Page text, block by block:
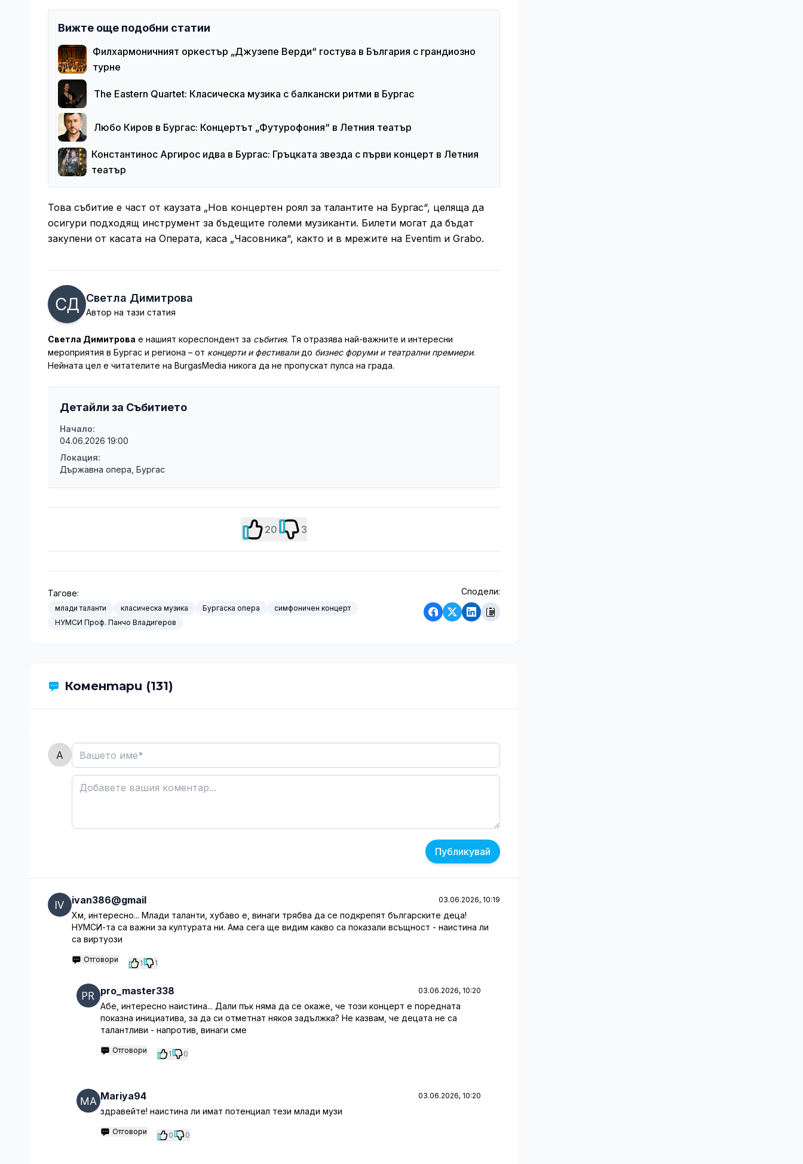
Вижте още подобни статии
Филхармоничният оркестър „Джузепе Верди“ гостува в България с грандиозно
турне
The Eastern Quartet: Класическа музика с балкански ритми в Бургас
Любо Киров в Бургас: Концертът „Футурофония“ в Летния театър
Константинос Аргирос идва в Бургас: Гръцката звезда с първи концерт в Летния
театър
Това събитие е част от каузата „Нов концертен роял за талантите на Бургас“, целяща да
осигури подходящ инструмент за бъдещите големи музиканти. Билети могат да бъдат
закупени от касата на Операта, каса „Часовника“, както и в мрежите на Eventim и Grabo.
Светла Димитрова
Автор на тази статия
Светла Димитрова е нашият кореспондент за събития. Тя отразява най-важните и интересни
мероприятия в Бургас и региона – от концерти и фестивалидо бизнес форуми и театрални премиери.
Нейната цел е читателите на BurgasMedia никога да не пропускат пулса на града.
Детайли за Събитието
Начало:
04.06.2026 19:00
Локация:
Държавна опера, Бургас
20 3
Тагове:
млади таланти класическа музика Бургаска опера
симфоничен концерт
НУМСИ Проф. Панчо Владигеров
Сподели:
Коментари (131)
Публикувай
ivan386@gmail 03.06.2026, 10:19
Хм, интересно... Млади таланти, хубаво е, винаги трябва да се подкрепят българските деца!
НУМСИ-та са важни за културата ни. Ама сега ще видим какво са показали всъщност - наистина ли
са виртуози
Отговори 1 1
pro_master338 03.06.2026, 10:20
Абе, интересно наистина... Дали пък няма да се окаже, че този концерт е поредната
показна инициатива, за да си отметнат някоя задължка? Не казвам, че децата не са
талантливи - напротив, винаги сме
Отговори 1 0
Mariya94 03.06.2026, 10:20
здравейте! наистина ли имат потенциал тези млади музи
Отговори 0 0